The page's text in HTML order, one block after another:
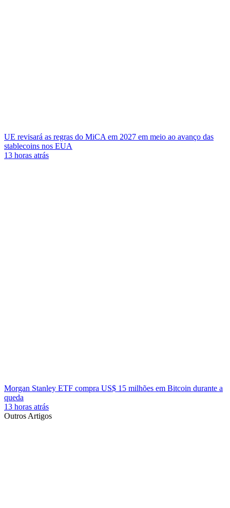
UE revisará as regras do MiCA em 2027 em meio ao avanço das
stablecoins nos EUA
13 horas atrás
Morgan Stanley ETF compra US$ 15 milhões em Bitcoin durante a
queda
13 horas atrás
Outros Artigos